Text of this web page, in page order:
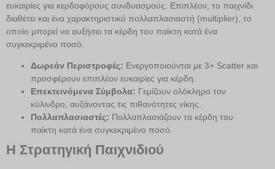
ευκαιρίες για κερδοφόρους συνδυασμούς. Επιπλέον, το παιχνίδι
διαθέτει και ένα χαρακτηριστικό πολλαπλασιαστή (multiplier), το
οποίο μπορεί να αυξήσει τα κέρδη του παίκτη κατά ένα
συγκεκριμένο ποσό.
Δωρεάν Περιστροφές: Ενεργοποιούνται με 3+ Scatter και
προσφέρουν επιπλέον ευκαιρίες για κέρδη.
Επεκτεινόμενα Σύμβολα: Γεμίζουν ολόκληρο τον
κύλινδρο, αυξάνοντας τις πιθανότητες νίκης.
Πολλαπλασιαστές: Πολλαπλασιάζουν τα κέρδη του
παίκτη κατά ένα συγκεκριμένο ποσό.
Η Στρατηγική Παιχνιδιού